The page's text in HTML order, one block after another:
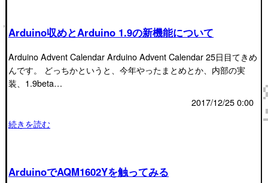
Arduino収めとArduino 1.9の新機能について
Arduino Advent Calendar Arduino Advent Calendar 25日目てきめ
んです。 どっちかというと、今年やったまとめとか、内部の実
装、1.9beta…
2017/12/25 0:00
続きを読む
ArduinoでAQM1602Yを触ってみる